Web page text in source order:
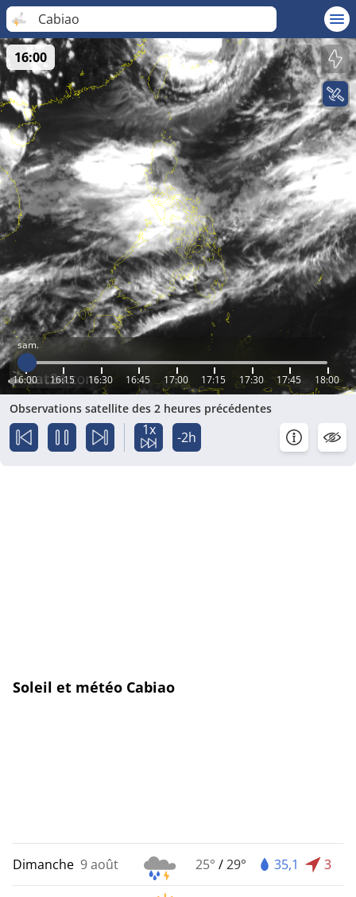
Cabiao
sam.
16:00 16:15 16:30 16:45 17:00 17:15 17:30 17:45 18:00
16:00
Observations satellite des 2 heures précédentes
1x -2h
Soleil et météo Cabiao
Dimanche 9 août 25° /29° 35,1 3